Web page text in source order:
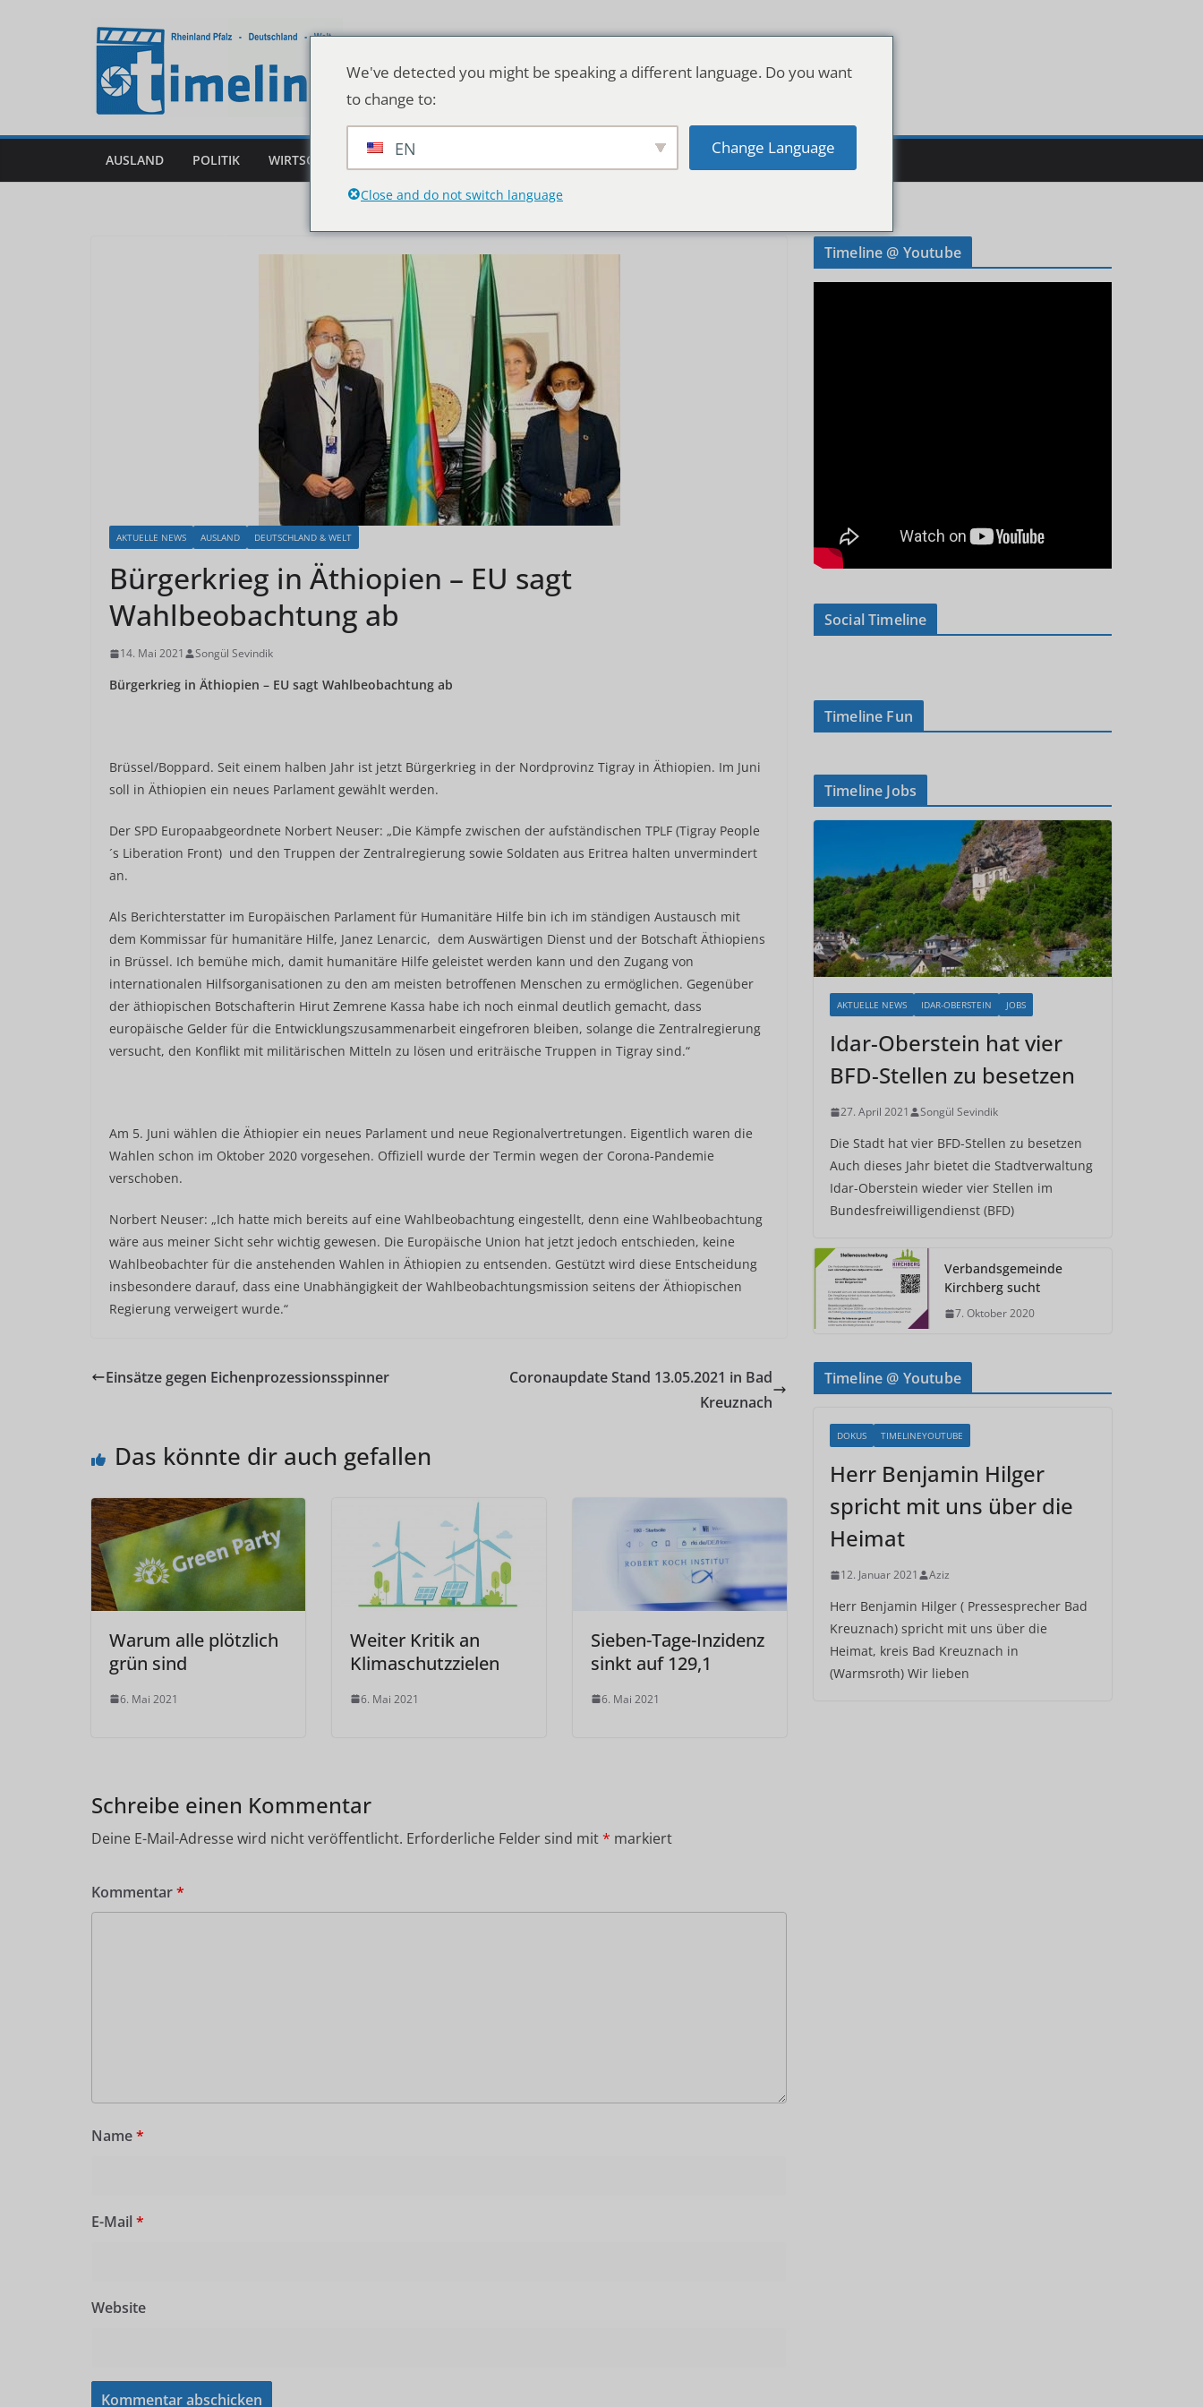
AUSLAND POLITIK WIRTSCHAFT DEUTSCHLAND & WELT
AKTUELLE NEWS AUSLAND DEUTSCHLAND & WELT
Bürgerkrieg in Äthiopien – EU sagt
Wahlbeobachtung ab
14. Mai 2021 Songül Sevindik
Bürgerkrieg in Äthiopien – EU sagt Wahlbeobachtung ab
Brüssel/Boppard. Seit einem halben Jahr ist jetzt Bürgerkrieg in der Nordprovinz Tigray in Äthiopien. Im Juni
soll in Äthiopien ein neues Parlament gewählt werden.
Der SPD Europaabgeordnete Norbert Neuser: „Die Kämpfe zwischen der aufständischen TPLF (Tigray People
´s Liberation Front) und den Truppen der Zentralregierung sowie Soldaten aus Eritrea halten unvermindert
an.
Als Berichterstatter im Europäischen Parlament für Humanitäre Hilfe bin ich im ständigen Austausch mit
dem Kommissar für humanitäre Hilfe, Janez Lenarcic, dem Auswärtigen Dienst und der Botschaft Äthiopiens
in Brüssel. Ich bemühe mich, damit humanitäre Hilfe geleistet werden kann und den Zugang von
internationalen Hilfsorganisationen zu den am meisten betroffenen Menschen zu ermöglichen. Gegenüber
der äthiopischen Botschafterin Hirut Zemrene Kassa habe ich noch einmal deutlich gemacht, dass
europäische Gelder für die Entwicklungszusammenarbeit eingefroren bleiben, solange die Zentralregierung
versucht, den Konflikt mit militärischen Mitteln zu lösen und eriträische Truppen in Tigray sind.“
Am 5. Juni wählen die Äthiopier ein neues Parlament und neue Regionalvertretungen. Eigentlich waren die
Wahlen schon im Oktober 2020 vorgesehen. Offiziell wurde der Termin wegen der Corona-Pandemie
verschoben.
Norbert Neuser: „Ich hatte mich bereits auf eine Wahlbeobachtung eingestellt, denn eine Wahlbeobachtung
wäre aus meiner Sicht sehr wichtig gewesen. Die Europäische Union hat jetzt jedoch entschieden, keine
Wahlbeobachter für die anstehenden Wahlen in Äthiopien zu entsenden. Gestützt wird diese Entscheidung
insbesondere darauf, dass eine Unabhängigkeit der Wahlbeobachtungsmission seitens der Äthiopischen
Regierung verweigert wurde.“
Einsätze gegen Eichenprozessionsspinner
Coronaupdate Stand 13.05.2021 in Bad
Kreuznach
Das könnte dir auch gefallen
Warum alle plötzlich
grün sind
6. Mai 2021
Weiter Kritik an
Klimaschutzzielen
6. Mai 2021
Sieben-Tage-Inzidenz
sinkt auf 129,1
6. Mai 2021
Schreibe einen Kommentar
Deine E-Mail-Adresse wird nicht veröffentlicht. Erforderliche Felder sind mit* markiert
Kommentar*
Name*
E-Mail *
Website
Timeline @ Youtube
Social Timeline
Timeline Fun
Timeline Jobs
AKTUELLE NEWS IDAR-OBERSTEIN JOBS
Idar-Oberstein hat vier
BFD-Stellen zu besetzen
27. April 2021 Songül Sevindik
Die Stadt hat vier BFD-Stellen zu besetzen
Auch dieses Jahr bietet die Stadtverwaltung
Idar-Oberstein wieder vier Stellen im
Bundesfreiwilligendienst (BFD)
Verbandsgemeinde
Kirchberg sucht
7. Oktober 2020
Timeline @ Youtube
DOKUS TIMELINEYOUTUBE
Herr Benjamin Hilger
spricht mit uns über die
Heimat
12. Januar 2021 Aziz
Herr Benjamin Hilger ( Pressesprecher Bad
Kreuznach) spricht mit uns über die
Heimat, kreis Bad Kreuznach in
(Warmsroth) Wir lieben
We've detected you might be speaking a different language. Do you want
to change to:
EN Change Language
Close and do not switch language